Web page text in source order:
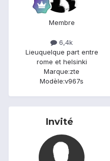
Membre
6,4k
Lieuquelque part entre
rome et helsinki
Marque:zte
Modèle:v967s
Invité